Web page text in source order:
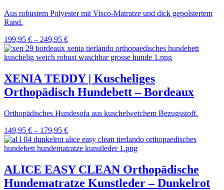
Aus robustem Polyester mit Visco-Matratze und dick gepolstertem
Rand.
199,95 € – 249,95 €
XENIA TEDDY | Kuscheliges
Orthopädisch Hundebett – Bordeaux
Orthopädisches Hundesofa aus kuschelweichem Bezugsstoff.
149,95 € – 179,95 €
ALICE EASY CLEAN Orthopädische
Hundematratze Kunstleder – Dunkelrot